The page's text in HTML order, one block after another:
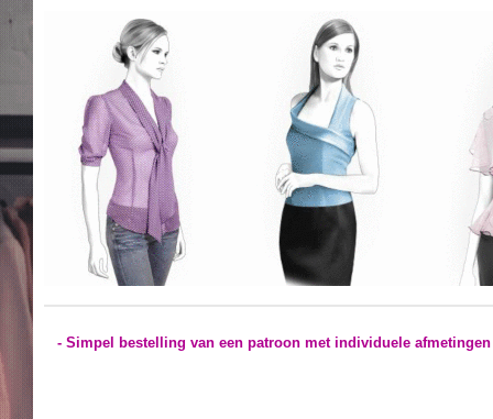
- Simpel bestelling van een patroon met individuele afmetingen